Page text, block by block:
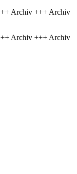
Archiv +++ Archiv
Archiv +++ Archiv